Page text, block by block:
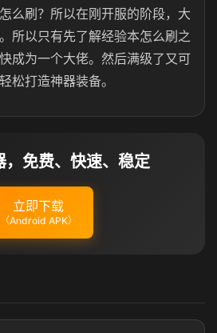
么刷？所以在刚开服的阶段，大
所以只有先了解经验本怎么刷之
成为一个大佬。然后满级了又可
松打造神器装备。
，免费、快速、稳定
立即下载
（Android APK）